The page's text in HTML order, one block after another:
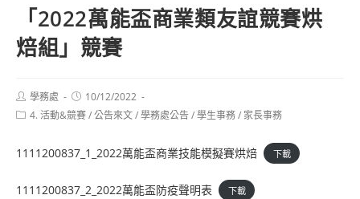
「2022萬能盃商業類友誼競賽烘
焙組」競賽
Post
author:
學務處
Post
published:
10/12/2022
Post4. 活動&競賽/公告來文/學務處公告/學生事務/ 家長事務
1111200837_1_2022萬能盃商業技能模擬賽烘焙 下載
1111200837_2_2022萬能盃防疫聲明表 下載